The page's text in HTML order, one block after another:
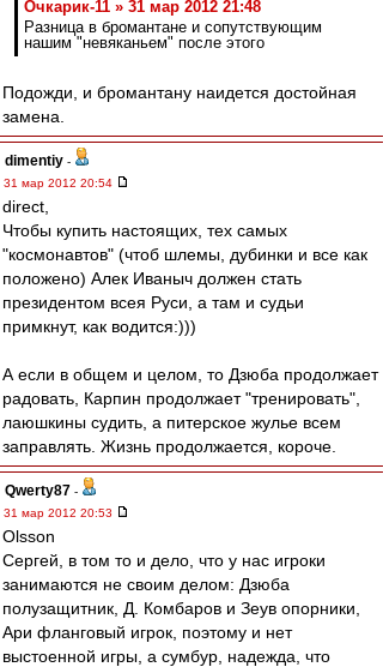
Очкарик-11 » 31 мар 2012 21:48
Разница в бромантане и сопутствующим
нашим "невяканьем" после этого
Подожди, и бромантану наидется достойная
замена.
dimentiy -
31 мар 2012 20:54
direct,
Чтобы купить настоящих, тех самых
"космонавтов" (чтоб шлемы, дубинки и все как
положено) Алек Иваныч должен стать
президентом всея Руси, а там и судьи
примкнут, как водится:)))
А если в общем и целом, то Дзюба продолжает
радовать, Карпин продолжает "тренировать",
лаюшкины судить, а питерское жулье всем
заправлять. Жизнь продолжается, короче.
Qwerty87 -
31 мар 2012 20:53
Olsson
Сергей, в том то и дело, что у нас игроки
занимаются не своим делом: Дзюба
полузащитник, Д. Комбаров и Зеув опорники,
Ари фланговый игрок, поэтому и нет
выстоенной игры, а сумбур, надежда, что